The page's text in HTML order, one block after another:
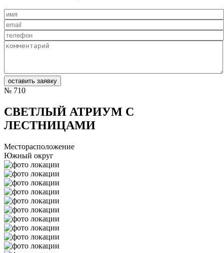
№ 710
СВЕТЛЫЙ АТРИУМ С
ЛЕСТНИЦАМИ
Месторасположение
Южный округ